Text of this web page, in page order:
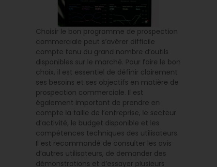
Choisir le bon programme de prospection
commerciale peut s’avérer difficile
compte tenu du grand nombre d’outils
disponibles sur le marché. Pour faire le bon
choix, il est essentiel de définir clairement
ses besoins et ses objectifs en matière de
prospection commerciale. Il est
également important de prendre en
compte la taille de l’entreprise, le secteur
d’activité, le budget disponible et les
compétences techniques des utilisateurs.
Il est recommandé de consulter les avis
d’autres utilisateurs, de demander des
démonstrations et d’essayer plusieurs